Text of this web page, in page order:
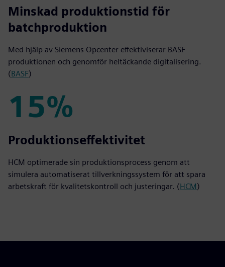
10%
Minskad produktionstid för
batchproduktion
Med hjälp av Siemens Opcenter effektiviserar BASF
produktionen och genomför heltäckande digitalisering.
(BASF)
15%
15%
Produktionseffektivitet
HCM optimerade sin produktionsprocess genom att
simulera automatiserat tillverkningssystem för att spara
arbetskraft för kvalitetskontroll och justeringar. (HCM)